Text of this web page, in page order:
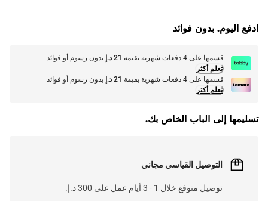
ادفع اليوم. بدون فوائد
قسمها على 4 دفعات شهرية بقيمة 21 د.إ
بدون رسوم أو فوائد
تعلم أكثر
قسمها على 4 دفعات شهرية بقيمة
21 د.إ
بدون رسوم أو فوائد
تعلم أكثر
تسليمها إلى الباب الخاص بك.
التوصيل القياسي مجاني
توصيل متوقع خلال 1 - 3 أيام عمل على 300 د.إ.